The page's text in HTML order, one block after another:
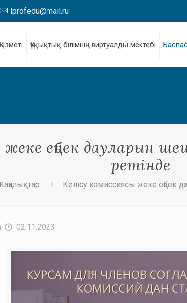
lprofedu@mail.ru
Қызметі Құқықтық білімнің виртуалды мектебі
еңбек дауларын
ретінде
Келісу комиссиясы жеке еңбек
02.11.2023